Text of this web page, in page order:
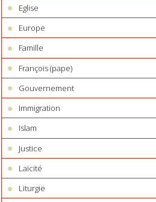
Eglise
Europe
Famille
François (pape)
Gouvernement
Immigration
Islam
Justice
Laïcité
Liturgie